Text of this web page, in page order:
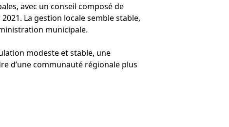
avec un conseil composé de
La gestion locale semble stable,
municipale.
modeste et stable, une
d’une communauté régionale plus